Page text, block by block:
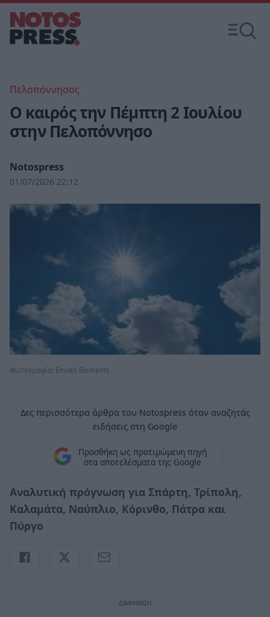
Πελοπόννησος
Ο καιρός την Πέμπτη 2 Ιουλίου
στην Πελοπόννησο
Notospress
01/07/2026 22:12
Φωτογραφία: Envato Elements
Δες περισσότερα άρθρα του Notospress όταν αναζητάς
ειδήσεις στη Google
Προσθήκη ως προτιμώμενη πηγή
στα αποτελέσματα της Google
Αναλυτική πρόγνωση για Σπάρτη, Τρίπολη,
Καλαμάτα, Ναύπλιο, Κόρινθο, Πάτρα και
Πύργο